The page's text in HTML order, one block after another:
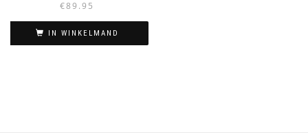
€89.95
IN WINKELMAND